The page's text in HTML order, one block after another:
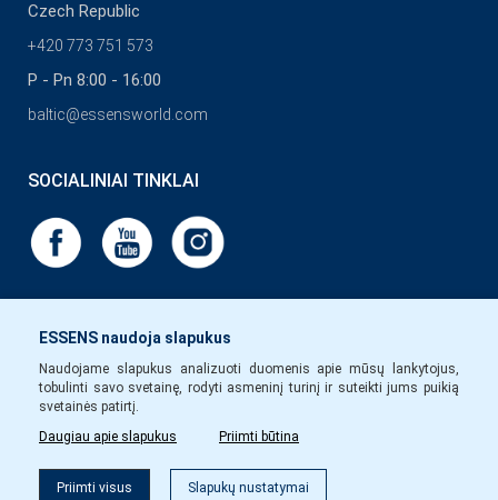
ESSENS naudoja slapukus
Naudojame slapukus analizuoti duomenis apie mūsų lankytojus,
tobulinti savo svetainę, rodyti asmeninį turinį ir suteikti jums puikią
svetainės patirtį.
Daugiau apie slapukus
Priimti būtina
Priimti visus Slapukų nustatymai
Czech Republic
+420 773 751 573
P - Pn 8:00 - 16:00
baltic@essensworld.com
SOCIALINIAI TINKLAI